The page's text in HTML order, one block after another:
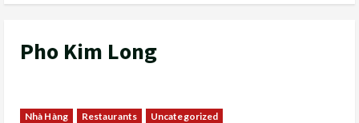
Pho Kim Long
Nhà Hàng Restaurants Uncategorized